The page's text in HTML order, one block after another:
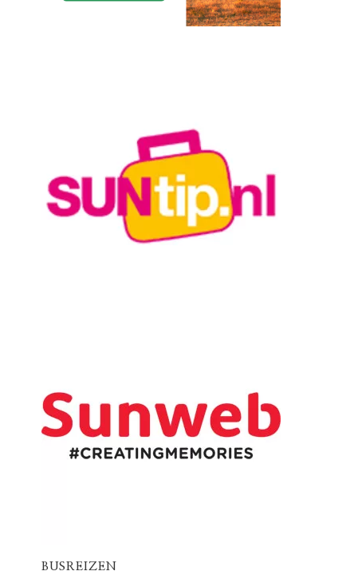
BUSREIZEN